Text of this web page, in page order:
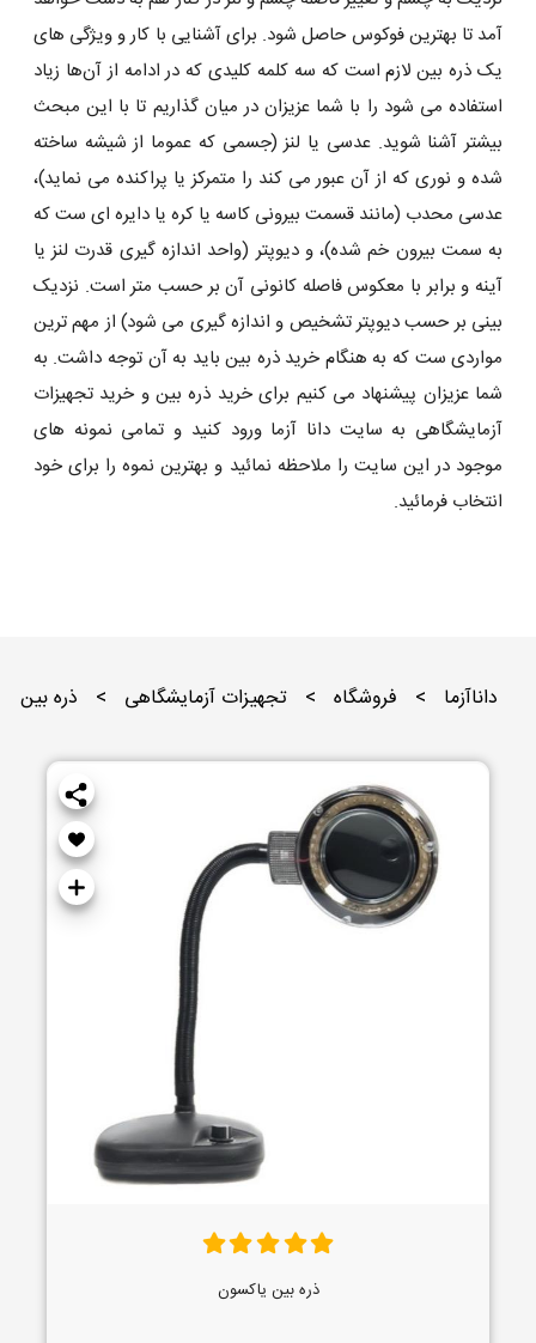
آمد تا بهترین فوکوس حاصل شود. برای آشنایی با کار و ویژگی ‌های
یک ذره بین لازم است که سه کلمه کلیدی که در ادامه از آن‌ها زیاد
استفاده می ‌شود را با شما عزیزان در میان گذاریم تا با این مبحث
بیشتر آشنا شوید. عدسی یا لنز (جسمی که عموما از شیشه ساخته
شده و نوری که از آن عبور می کند را متمرکز یا پراکنده می نماید)،
عدسی محدب (مانند قسمت بیرونی کاسه یا کره یا دایره ‌ای ست که
به سمت بیرون خم شده)، و دیوپتر (واحد اندازه گیری قدرت لنز یا
آینه و برابر با معکوس فاصله کانونی آن بر حسب متر است. نزدیک
بینی بر حسب دیوپتر تشخیص و اندازه گیری می ‌شود) از مهم ترین
مواردی ست که به هنگام خرید ذره بین باید به آن توجه داشت. به
شما عزیزان پیشنهاد می کنیم برای خرید ذره بین و خرید تجهیزات
آزمایشگاهی به سایت دانا آزما ورود کنید و تمامی نمونه های
موجود در این سایت را ملاحظه نمائید و بهترین نموه را برای خود
انتخاب فرمائید.
داناآزما > فروشگاه > تجهیزات آزمایشگاهی > ذره بین
ذره بین یاکسون